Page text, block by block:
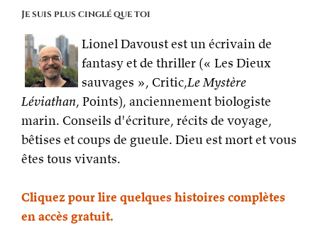
Je suis plus cinglé que toi
Lionel Davoust est un écrivain de
fantasy et de thriller (« Les Dieux
sauvages », Critic,Le Mystère
Léviathan, Points), anciennement biologiste
marin. Conseils d'écriture, récits de voyage,
bêtises et coups de gueule. Dieu est mort et vous
êtes tous vivants.
Cliquez pour lire quelques histoires complètes
en accès gratuit.